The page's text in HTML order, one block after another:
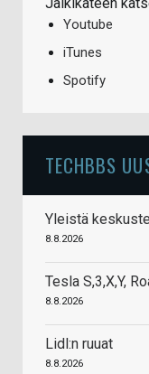
Youtube
iTunes
Spotify
TECHBBS
Yleistä
8.8.2026
Tesla S,3,X,Y,
8.8.2026
Lidl:n ruuat
8.8.2026